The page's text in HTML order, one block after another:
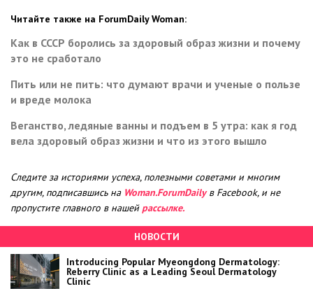
Читайте также на ForumDaily Woman:
Как в СССР боролись за здоровый образ жизни и почему
это не сработало
Пить или не пить: что думают врачи и ученые о пользе
и вреде молока
Веганство, ледяные ванны и подъем в 5 утра: как я год
вела здоровый образ жизни и что из этого вышло
Следите за историями успеха, полезными советами и многим
другим, подписавшись на Woman.ForumDailyв Facebook, и не
пропустите главного в нашей рассылке.
НОВОСТИ
Introducing Popular Myeongdong Dermatology:
Reberry Clinic as a Leading Seoul Dermatology
Clinic